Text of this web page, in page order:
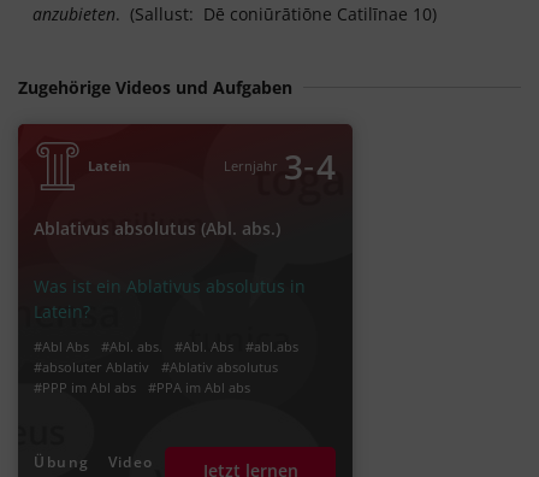
anzubieten. (Sallust: Dē coniūrātiōne Catilīnae 10)
Zugehörige Videos und Aufgaben
Latein Lernjahr 3‐4
Ablativus absolutus (Abl. abs.)
Was ist ein Ablativus absolutus in
Latein?
#Abl Abs #Abl. abs. #Abl. Abs
#abl.abs
#absoluter Ablativ
#Ablativ absolutus
#PPP im Abl abs
#PPA im Abl abs
Übung
Video
Jetzt lernen